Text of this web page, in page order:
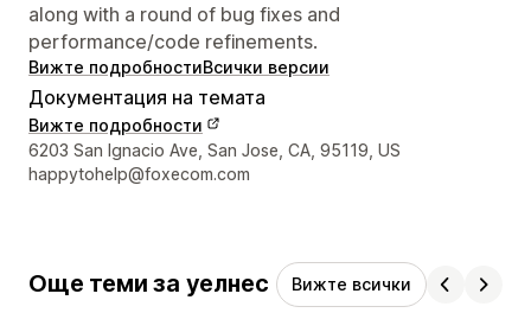
along with a round of bug fixes and
performance/code refinements.
Вижте подробностиВсички версии
Документация на темата
Вижте подробности
Данни за връзка с дизайнера
6203 San Ignacio Ave, San Jose, CA, 95119, US
happytohelp@foxecom.com
Още теми за уелнес Вижте всички